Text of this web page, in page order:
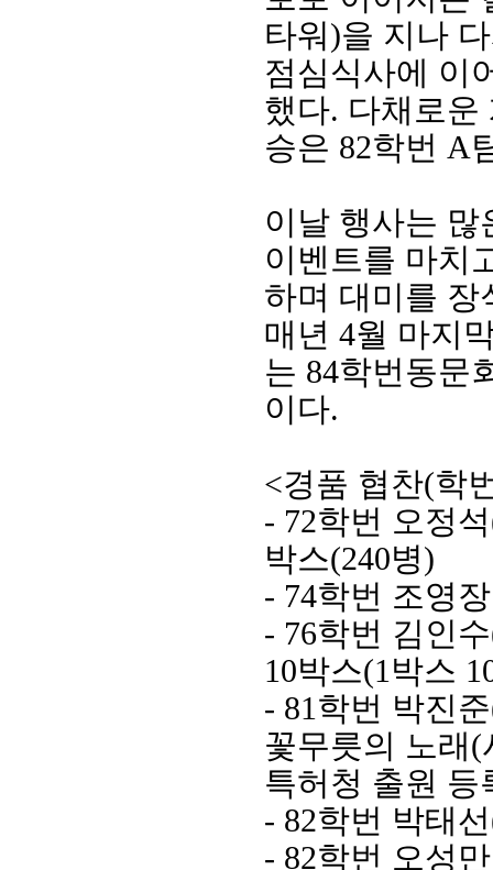
영상갤
타워)을 지나
점심식사에 이
했다. 다채로운
승은 82학번 A
이날 행사는
이벤트를 마치
하며 대미를 장
매년 4월 마지
는 84학번동문
이다.
<경품 협찬(학
- 72학번 오정석
박스(240병)
- 74학번 조영
- 76학번 김인수
10박스(1 박스
- 81 학번 박진준
꽃무릇의 노래(
특허청 출원
- 82학번 박태선
- 82학번 오성